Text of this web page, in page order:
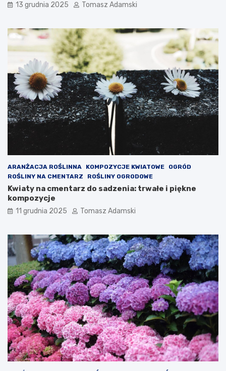
13 grudnia 2025 Tomasz Adamski
ARANŻACJA ROŚLINNA KOMPOZYCJE KWIATOWE
OGRÓD
ROŚLINY NA CMENTARZ
ROŚLINY OGRODOWE
Kwiaty na cmentarz do sadzenia: trwałe i piękne
kompozycje
11 grudnia 2025 Tomasz Adamski